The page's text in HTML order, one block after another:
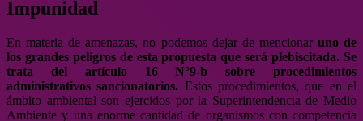
Impunidad
En materia de amenazas, no podemos dejar de mencionar uno de
los grandes peligros de esta propuesta que será plebiscitada. Se
trata del artículo 16 N°9-b sobre procedimientos
administrativos sancionatorios. Estos procedimientos, que en el
ámbito ambiental son ejercidos por la Superintendencia de Medio
Ambiente y una enorme cantidad de organismos con competencia